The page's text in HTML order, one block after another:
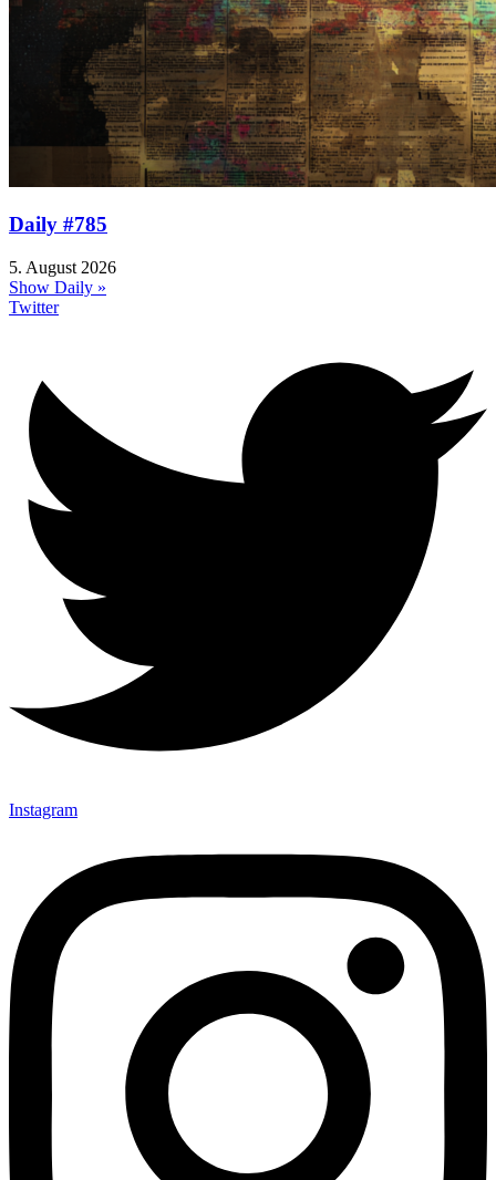
Daily #785
5. August 2026
Show Daily »
Twitter
Instagram